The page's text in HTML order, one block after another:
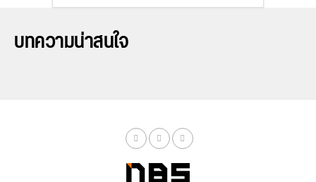
บทความน่าสนใจ